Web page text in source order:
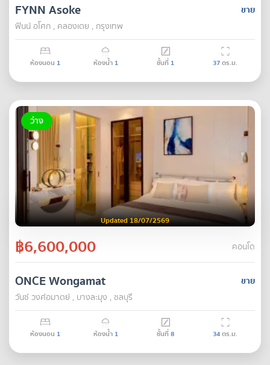
ขาย
FYNN Asoke
ฟินน์ อโศก , คลองเตย , กรุงเทพ
ห้องนอน 1 ห้องน้ำ 1 ชั้นที่ 1 37ตร.ม.
ว่าง
Updated 18/07/2569
฿6,600,000 คอนโด
ขาย
ONCE Wongamat
วันซ์ วงศ์อมาตย์ , บางละมุง , ชลบุรี
ห้องนอน 1 ห้องน้ำ 1 ชั้นที่8 34ตร.ม.